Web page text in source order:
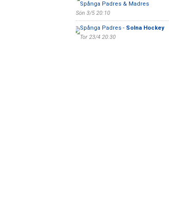
Spånga Padres & Madres
Sön 3/5 20:10
Spånga Padres - Solna Hockey
Tor 23/4 20:30